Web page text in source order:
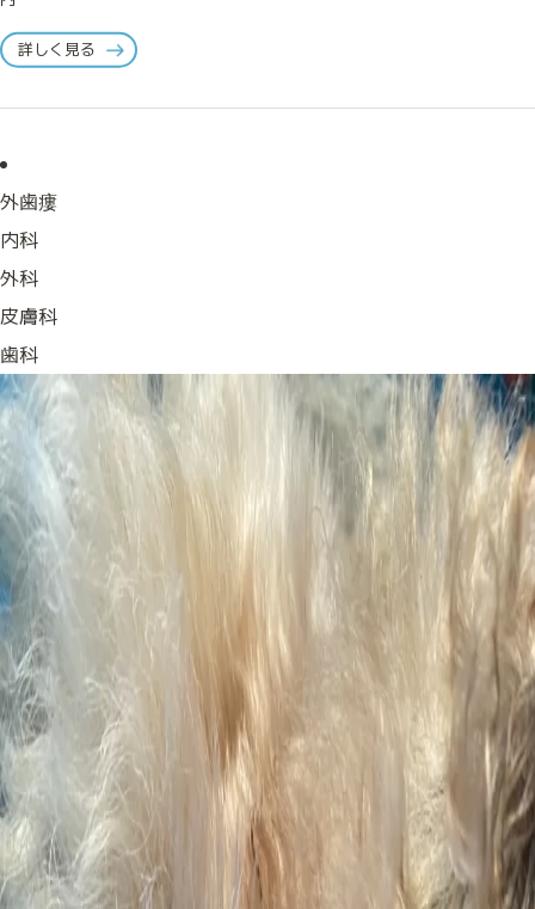
詳しく見る
外歯瘻
内科
外科
皮膚科
歯科